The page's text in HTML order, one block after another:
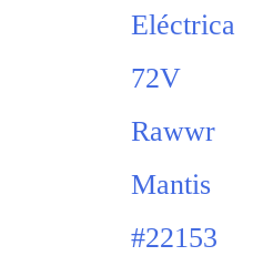
Eléctrica
72V
Rawwr
Mantis
#22153